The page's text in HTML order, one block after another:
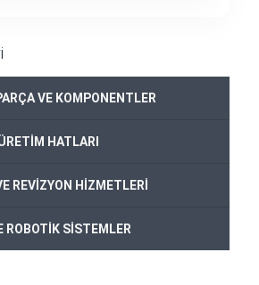
VE KOMPONENTLER
HATLARI
REVİZYON HİZMETLERİ
ROBOTİK SİSTEMLER